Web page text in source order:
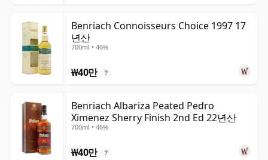
Benriach Connoisseurs Choice 1997 17
년산
700ml • 46%
₩40만 ?
Benriach Albariza Peated Pedro
Ximenez Sherry Finish 2nd Ed 22년산
700ml • 46%
₩40만 ?